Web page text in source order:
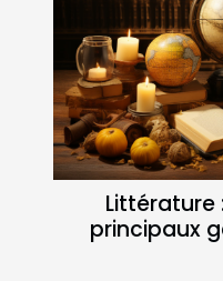
Littérature
principaux